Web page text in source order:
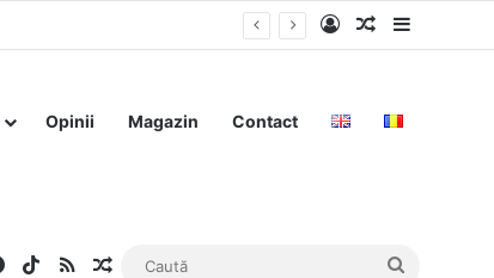
Log InArticolSidebar
Opinii Magazin Contact
Facebook
TikTok
RSSArticol aleatoriu